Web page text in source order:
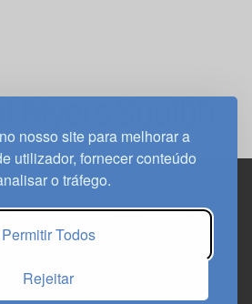
nosso site para melhorar a
utilizador, fornecer conteúdo
o tráfego.
Permitir Todos
Rejeitar
Infante D. Henrique, n.º 333H, esc.